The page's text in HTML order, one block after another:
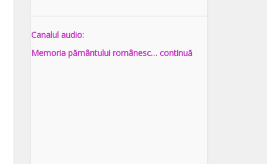
Canalul audio:
Memoria pământului românesc… continuă